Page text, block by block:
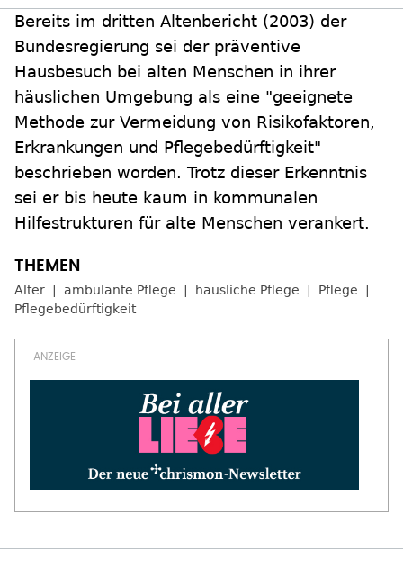
Bereits im dritten Altenbericht (2003) der
Bundesregierung sei der präventive
Hausbesuch bei alten Menschen in ihrer
häuslichen Umgebung als eine "geeignete
Methode zur Vermeidung von Risikofaktoren,
Erkrankungen und Pflegebedürftigkeit"
beschrieben worden. Trotz dieser Erkenntnis
sei er bis heute kaum in kommunalen
Hilfestrukturen für alte Menschen verankert.
Alter ambulante Pflege häusliche Pflege
Pflege
Pflegebedürftigkeit